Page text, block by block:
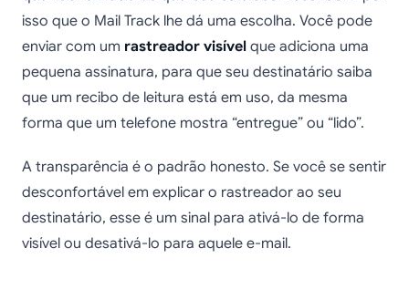
isso que o Mail Track lhe dá uma escolha. Você pode
enviar com um rastreador visível que adiciona uma
pequena assinatura, para que seu destinatário saiba
que um recibo de leitura está em uso, da mesma
forma que um telefone mostra “entregue” ou “lido”.
A transparência é o padrão honesto. Se você se sentir
desconfortável em explicar o rastreador ao seu
destinatário, esse é um sinal para ativá-lo de forma
visível ou desativá-lo para aquele e-mail.